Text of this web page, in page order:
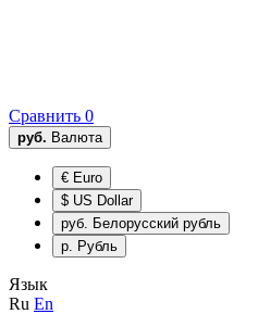
Сравнить 0
руб. Валюта
€ Euro
$ US Dollar
руб. Белорусский рубль
р. Рубль
Язык
Ru En